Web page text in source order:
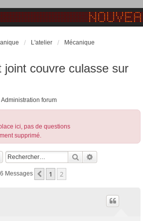
L'atelier Mécanique
joint couvre culasse sur
Administration forum
ici, pas de questions
supprimé.
Rechercher
Messages Précédent
1 2